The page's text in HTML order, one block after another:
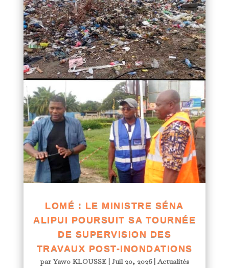
LOMÉ : LE MINISTRE SÉNA
ALIPUI POURSUIT SA TOURNÉE
DE SUPERVISION DES
TRAVAUX POST-INONDATIONS
parYawo KLOUSSE| Juil 20, 2026|Actualités